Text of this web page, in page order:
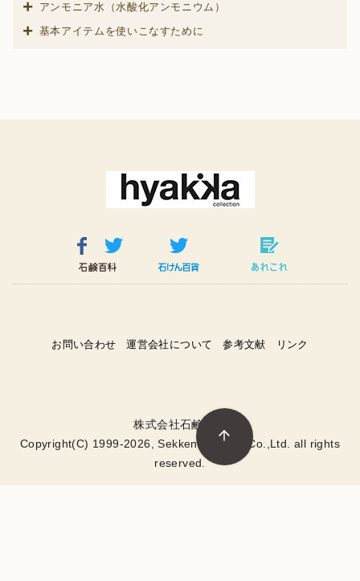
アンモニア水（水酸化アンモニウム）
基本アイテムを使いこなすために
お問い合わせ 運営会社について 参考文献 リンク
株式会社石鹸百科
Copyright(C) 1999-2026, Sekken Hyakka .Co.,Ltd. all rights
reserved.